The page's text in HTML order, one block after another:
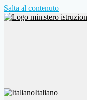
Salta al contenuto
Italiano